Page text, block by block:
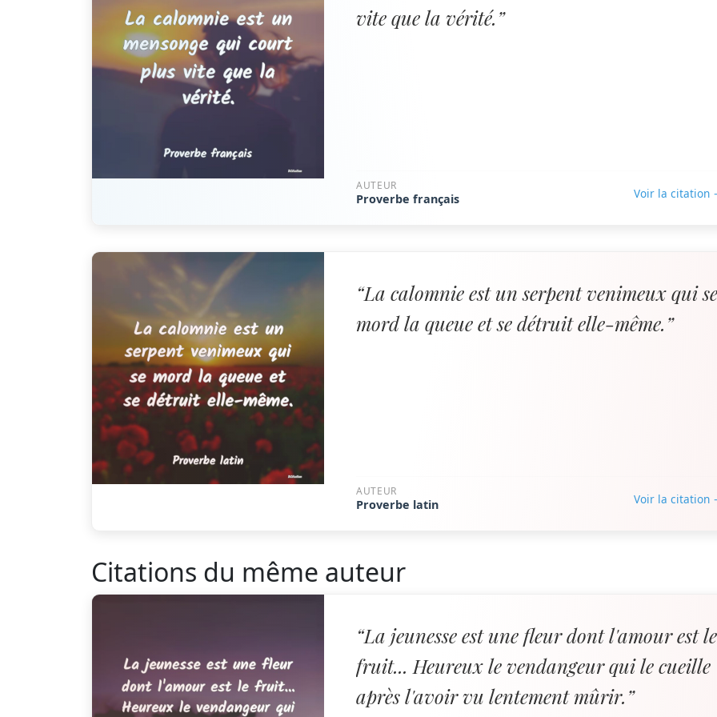
vite que la vérité.”
AUTEUR
Proverbe français Voir la citation
“La calomnie est un serpent venimeux qui
mord la queue et se détruit elle-même.”
AUTEUR
Proverbe latin Voir la citation
Citations du même auteur
“La jeunesse est une fleur dont l'amour est le
fruit... Heureux le vendangeur qui le cueille
après l'avoir vu lentement mûrir.”